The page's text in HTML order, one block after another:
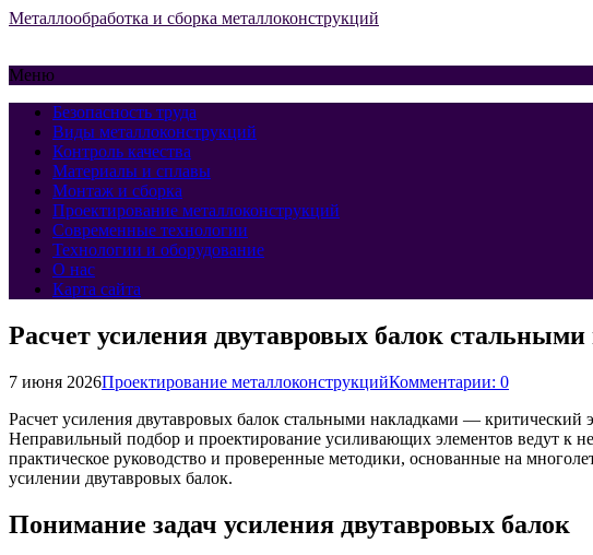
Металлообработка и сборка металлоконструкций
Меню
Безопасность труда
Виды металлоконструкций
Контроль качества
Материалы и сплавы
Монтаж и сборка
Проектирование металлоконструкций
Современные технологии
Технологии и оборудование
О нас
Карта сайта
Расчет усиления двутавровых балок
7 июня 2026Проектирование металлоконструкцийКомментарии: 0
Расчет усиления двутавровых балок стальными накладками —
Неправильный подбор и проектирование усиливающих элементов ведут к
практическое руководство и проверенные методики, основанные на
усилении двутавровых балок.
Понимание задач усиления двутавровых балок